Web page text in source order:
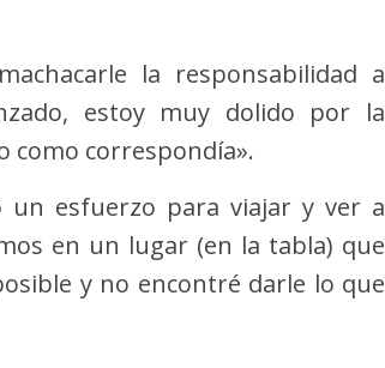
la responsabilidad a
estoy muy dolido por la
como correspondía».
un esfuerzo para viajar y ver a
en un lugar (en la tabla) que
y no encontré darle lo que